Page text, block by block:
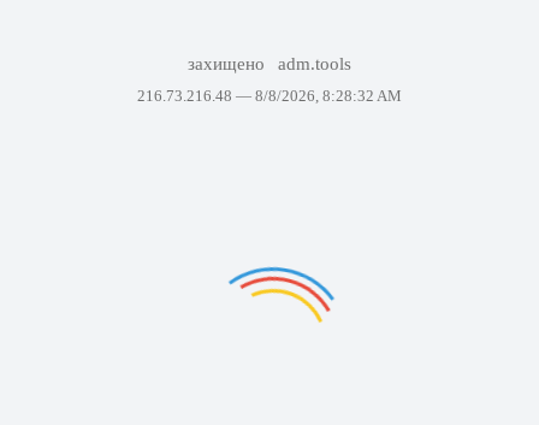
захищено adm.tools
216.73.216.48 — 8/8/2026, 8:28:32 AM